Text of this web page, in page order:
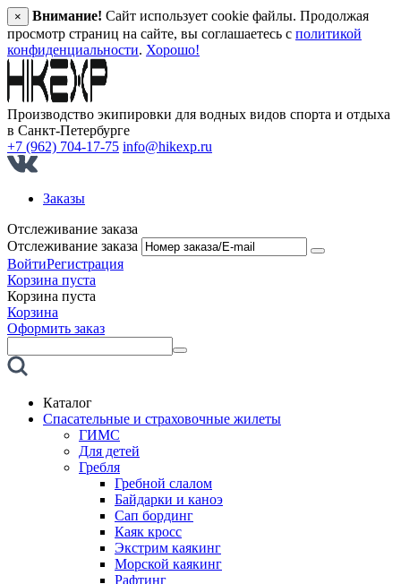
× Внимание! Сайт использует cookie файлы. Продолжая
просмотр страниц на сайте, вы соглашаетесь с политикой
конфиденциальности. Хорошо!
Производство экипировки для водных видов спорта и отдыха
в Санкт‑Петербурге
+7 (962) 704-17-75 info@hikexp.ru
Заказы
Отслеживание заказа
Отслеживание заказа
ВойтиРегистрация
Корзина пуста
Корзина пуста
Корзина
Оформить заказ
Каталог
Спасательные и страховочные жилеты
ГИМС
Для детей
Гребля
Гребной слалом
Байдарки и каноэ
Сап бординг
Каяк кросс
Экстрим каякинг
Морской каякинг
Рафтинг